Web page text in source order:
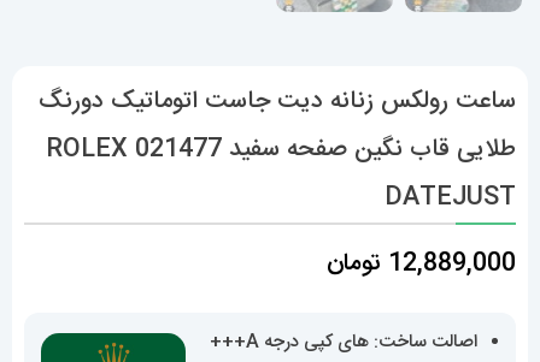
ساعت رولکس زنانه دیت جاست اتوماتیک دورنگ
طلایی قاب نگین صفحه سفید 021477 ROLEX
DATEJUST
12,889,000 تومان
اصالت ساخت: های کپی درجه A+++